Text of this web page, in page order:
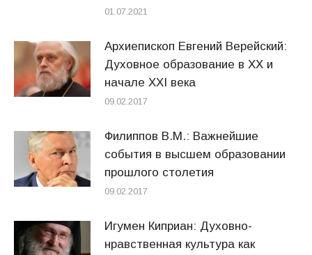
01.07.2021
Архиепископ Евгений Верейский:
Духовное образование в ХХ и
начале XXI века
09.02.2017
Филиппов В.М.: Важнейшие
события в высшем образовании
прошлого столетия
09.02.2017
Игумен Киприан: Духовно-
нравственная культура как